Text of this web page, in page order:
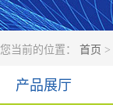
您当前的位置： 首页 >
产品展厅